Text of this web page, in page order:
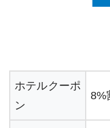
ホテルクーポ
ン
8%